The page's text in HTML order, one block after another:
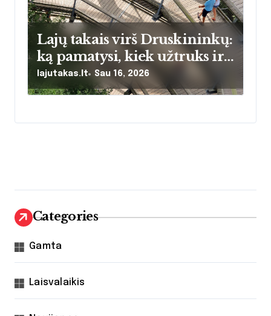
Lajų takais virš Druskininkų:
ką pamatysi, kiek užtruks ir
ką verta žinoti prieš einant
lajutakas.lt Sau 16, 2026
Categories
Gamta
Laisvalaikis